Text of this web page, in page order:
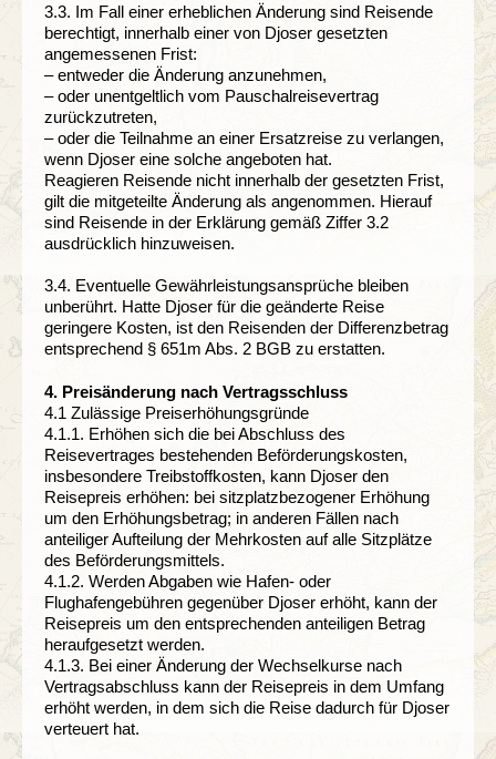
3.3. Im Fall einer erheblichen Änderung sind Reisende
berechtigt, innerhalb einer von Djoser gesetzten
angemessenen Frist:
– entweder die Änderung anzunehmen,
– oder unentgeltlich vom Pauschalreisevertrag
zurückzutreten,
– oder die Teilnahme an einer Ersatzreise zu verlangen,
wenn Djoser eine solche angeboten hat.
Reagieren Reisende nicht innerhalb der gesetzten Frist,
gilt die mitgeteilte Änderung als angenommen. Hierauf
sind Reisende in der Erklärung gemäß Ziffer 3.2
ausdrücklich hinzuweisen.
3.4. Eventuelle Gewährleistungsansprüche bleiben
unberührt. Hatte Djoser für die geänderte Reise
geringere Kosten, ist den Reisenden der Differenzbetrag
entsprechend § 651m Abs. 2 BGB zu erstatten.
4. Preisänderung nach Vertragsschluss
4.1 Zulässige Preiserhöhungsgründe
4.1.1. Erhöhen sich die bei Abschluss des
Reisevertrages bestehenden Beförderungskosten,
insbesondere Treibstoffkosten, kann Djoser den
Reisepreis erhöhen: bei sitzplatzbezogener Erhöhung
um den Erhöhungsbetrag; in anderen Fällen nach
anteiliger Aufteilung der Mehrkosten auf alle Sitzplätze
des Beförderungsmittels.
4.1.2. Werden Abgaben wie Hafen- oder
Flughafengebühren gegenüber Djoser erhöht, kann der
Reisepreis um den entsprechenden anteiligen Betrag
heraufgesetzt werden.
4.1.3. Bei einer Änderung der Wechselkurse nach
Vertragsabschluss kann der Reisepreis in dem Umfang
erhöht werden, in dem sich die Reise dadurch für Djoser
verteuert hat.